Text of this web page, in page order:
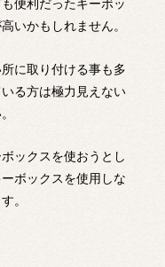
便利だったキーボッ
いかもしれません。
に取り付ける事も多
る方は極力見えない
ックスを使おうとし
ボックスを使用しな
。